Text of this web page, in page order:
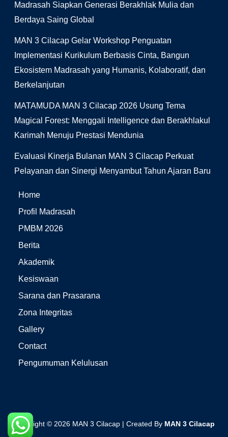
Madrasah Siapkan Generasi Berakhlak Mulia dan
Berdaya Saing Global
MAN 3 Cilacap Gelar Workshop Penguatan
Implementasi Kurikulum Berbasis Cinta, Bangun
Ekosistem Madrasah yang Humanis, Kolaboratif, dan
Berkelanjutan
MATAMUDA MAN 3 Cilacap 2026 Usung Tema
Magical Forest: Menggali Intelligence dan Berakhlakul
Karimah Menuju Prestasi Mendunia
Evaluasi Kinerja Bulanan MAN 3 Cilacap Perkuat
Pelayanan dan Sinergi Menyambut Tahun Ajaran Baru
Home
Profil Madrasah
PMBM 2026
Berita
Akademik
Kesiswaan
Sarana dan Prasarana
Zona Integritas
Gallery
Contact
Pengumuman Kelulusan
Copyright © 2026 MAN 3 Cilacap | Created By MAN 3 Cilacap